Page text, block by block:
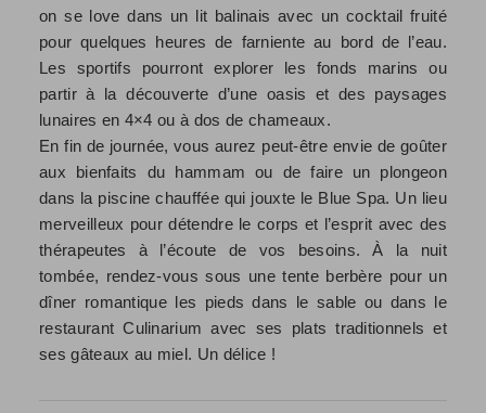
on se love dans un lit balinais avec un cocktail fruité
pour quelques heures de farniente au bord de l’eau.
Les sportifs pourront explorer les fonds marins ou
partir à la découverte d’une oasis et des paysages
lunaires en 4×4 ou à dos de chameaux.
En fin de journée, vous aurez peut-être envie de goûter
aux bienfaits du hammam ou de faire un plongeon
dans la piscine chauffée qui jouxte le Blue Spa. Un lieu
merveilleux pour détendre le corps et l’esprit avec des
thérapeutes à l’écoute de vos besoins. À la nuit
tombée, rendez-vous sous une tente berbère pour un
dîner romantique les pieds dans le sable ou dans le
restaurant Culinarium avec ses plats traditionnels et
ses gâteaux au miel. Un délice !